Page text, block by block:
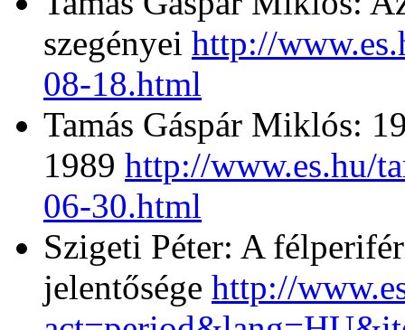
szegényei http://
08-18.html
Tamás Gáspár Miklós:
1989 http://www.es.hu/
06-30.html
Szigeti Péter: A
jelentősége http://